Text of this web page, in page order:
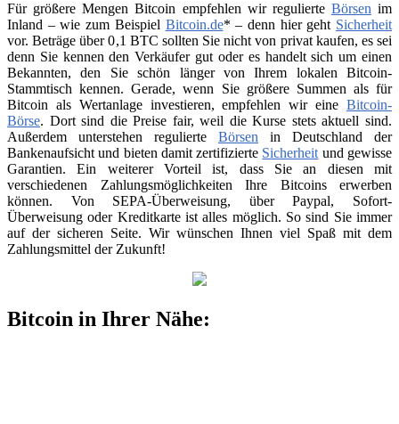
Für größere Mengen Bitcoin empfehlen wir regulierte Börsen im
Inland – wie zum Beispiel Bitcoin.de* – denn hier geht Sicherheit
vor. Beträge über 0,1 BTC sollten Sie nicht von privat kaufen, es sei
denn Sie kennen den Verkäufer gut oder es handelt sich um einen
Bekannten, den Sie schön länger von Ihrem lokalen Bitcoin-
Stammtisch kennen. Gerade, wenn Sie größere Summen als für
Bitcoin als Wertanlage investieren, empfehlen wir eine Bitcoin-
Börse. Dort sind die Preise fair, weil die Kurse stets aktuell sind.
Außerdem unterstehen regulierte Börsen in Deutschland der
Bankenaufsicht und bieten damit zertifizierte Sicherheit und gewisse
Garantien. Ein weiterer Vorteil ist, dass Sie an diesen mit
verschiedenen Zahlungsmöglichkeiten Ihre Bitcoins erwerben
können. Von SEPA-Überweisung, über Paypal, Sofort-
Überweisung oder Kreditkarte ist alles möglich. So sind Sie immer
auf der sicheren Seite. Wir wünschen Ihnen viel Spaß mit dem
Zahlungsmittel der Zukunft!
Bitcoin in Ihrer Nähe: